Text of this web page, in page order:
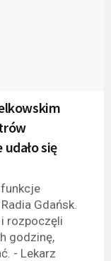
udało się
Gdańsk.
rozpoczęli
godzinę,
- Lekarz